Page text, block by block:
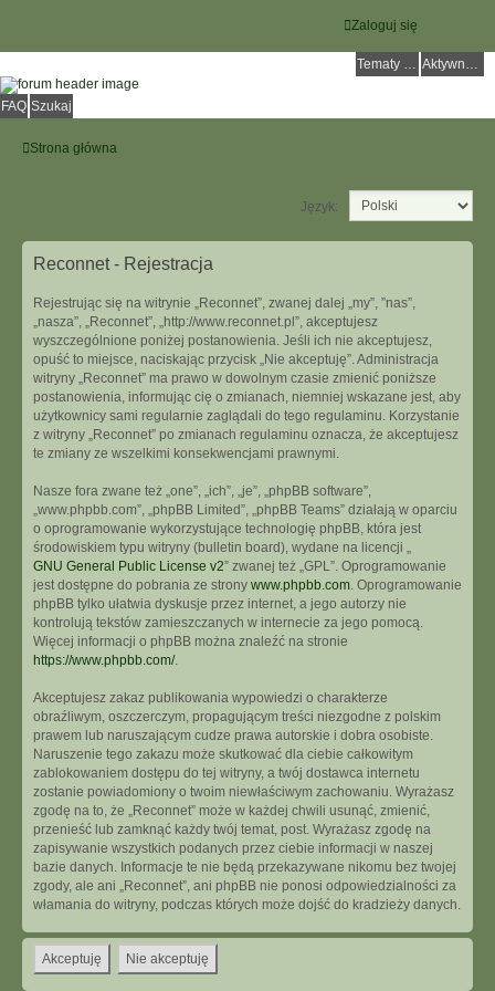
Zaloguj się
Tematy bez odpowiedzi Aktywne tematy
FAQ Szukaj
Strona główna
Język:
Reconnet - Rejestracja
Rejestrując się na witrynie „Reconnet”, zwanej dalej „my”, ”nas”,
„nasza”, „Reconnet”, „http://www.reconnet.pl”, akceptujesz
wyszczególnione poniżej postanowienia. Jeśli ich nie akceptujesz,
opuść to miejsce, naciskając przycisk „Nie akceptuję”. Administracja
witryny „Reconnet” ma prawo w dowolnym czasie zmienić poniższe
postanowienia, informując cię o zmianach, niemniej wskazane jest, aby
użytkownicy sami regularnie zaglądali do tego regulaminu. Korzystanie
z witryny „Reconnet” po zmianach regulaminu oznacza, że akceptujesz
te zmiany ze wszelkimi konsekwencjami prawnymi.
Nasze fora zwane też „one”, „ich”, „je”, „phpBB software”,
„www.phpbb.com”, „phpBB Limited”, „phpBB Teams” działają w oparciu
o oprogramowanie wykorzystujące technologię phpBB, która jest
środowiskiem typu witryny (bulletin board), wydane na licencji „
GNU General Public License v2” zwanej też „GPL”. Oprogramowanie
jest dostępne do pobrania ze strony www.phpbb.com. Oprogramowanie
phpBB tylko ułatwia dyskusje przez internet, a jego autorzy nie
kontrolują tekstów zamieszczanych w internecie za jego pomocą.
Więcej informacji o phpBB można znaleźć na stronie
https://www.phpbb.com/.
Akceptujesz zakaz publikowania wypowiedzi o charakterze
obraźliwym, oszczerczym, propagującym treści niezgodne z polskim
prawem lub naruszającym cudze prawa autorskie i dobra osobiste.
Naruszenie tego zakazu może skutkować dla ciebie całkowitym
zablokowaniem dostępu do tej witryny, a twój dostawca internetu
zostanie powiadomiony o twoim niewłaściwym zachowaniu. Wyrażasz
zgodę na to, że „Reconnet” może w każdej chwili usunąć, zmienić,
przenieść lub zamknąć każdy twój temat, post. Wyrażasz zgodę na
zapisywanie wszystkich podanych przez ciebie informacji w naszej
bazie danych. Informacje te nie będą przekazywane nikomu bez twojej
zgody, ale ani „Reconnet”, ani phpBB nie ponosi odpowiedzialności za
włamania do witryny, podczas których może dojść do kradzieży danych.